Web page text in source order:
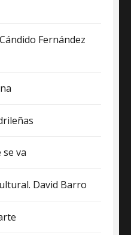
Fernández
se va
David Barro